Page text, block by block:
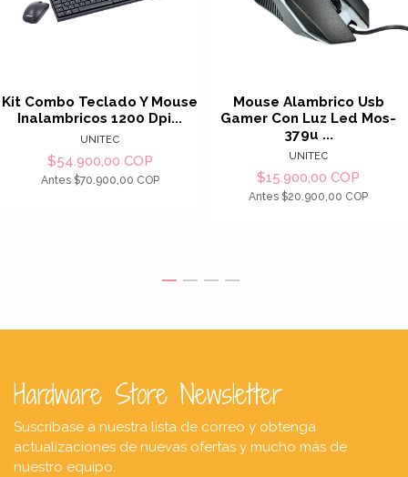
Kit Combo Teclado Y Mouse
Inalambricos 1200 Dpi...
UNITEC
$54.900,00 COP
Antes $70.900,00 COP
Mouse Alambrico Usb
Gamer Con Luz Led Mos-
379u ...
UNITEC
$15.900,00 COP
Antes $20.900,00 COP
Hardware Store Newsletter
Suscríbase a nuestra lista de correo y obtenga
actualizaciones de nuevas ofertas y mucho más de
nuestro equipo.